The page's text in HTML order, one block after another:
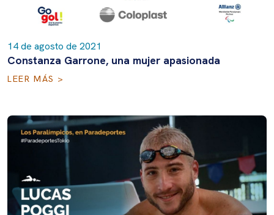
14 de agosto de 2021
Constanza Garrone, una mujer apasionada
LEER MÁS >